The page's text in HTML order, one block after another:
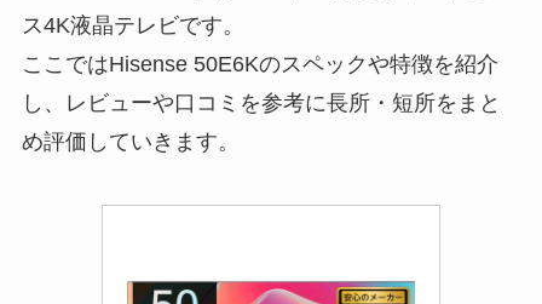
ス4K液晶テレビです。
ここではHisense 50E6Kのスペックや特徴を紹介
し、レビューや口コミを参考に長所・短所をまと
め評価していきます。